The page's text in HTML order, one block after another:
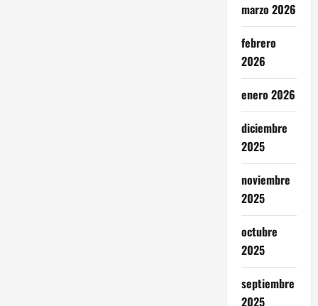
marzo 2026
febrero
2026
enero 2026
diciembre
2025
noviembre
2025
octubre
2025
septiembre
2025